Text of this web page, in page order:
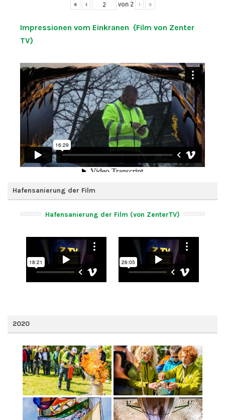
« ‹ von 2 › »
Impressionen vom Einkranen (Film von Zenter
TV)
Hafensanierung der Film
Hafensanierung der Film (von ZenterTV)
2020